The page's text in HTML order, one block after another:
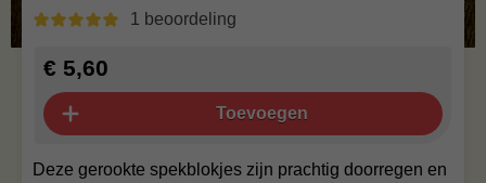
1 beoordeling
Deze gerookte spekblokjes zijn prachtig doorregen en
€ 5,60
Toevoegen